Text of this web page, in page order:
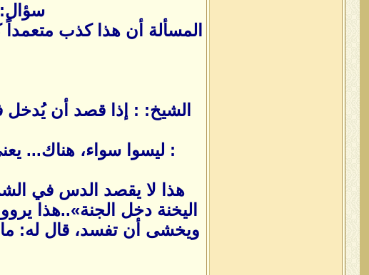
سؤال:
المسألة أن هذا كذب
الشيخ: : إذا قصد أن يُدخل
: ليسوا سواء، هناك...
هذا لا يقصد الدس في
اليخنة دخل الجنة»..هذا
ويخشى أن تفسد، قال له: ما